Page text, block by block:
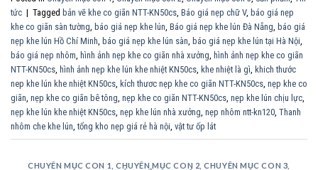
tức | Tagged bản vẽ khe co giãn NTT-KN50cs Báo giá nẹp chữ V, báo giá nẹp
khe co giãn sàn tường báo giá nẹp khe lún Báo giá nẹp khe lún Đà Nẵng báo giá
nẹp khe lún Hồ Chí Minh báo giá nẹp khe lún sàn báo giá nẹp khe lún tại Hà Nội
báo giá nẹp nhôm hình ảnh nẹp khe co giãn nhà xưởng hình ảnh nẹp khe co giãn
NTT-KN50cs hình ảnh nẹp khe lún khe nhiệt KN50cs khe nhiệt là gì khich thước
nep khe lún khe nhiệt KN50cs kích thươc nẹp khe co giãn NTT-KN50cs nẹp khe co
giãn nẹp khe co giãn bê tông nẹp khe co giãn NTT-KN50cs nẹp khe lún chịu lực
nẹp khe lún khe nhiệt KN50cs nẹp khe lún nhà xưởng nẹp nhôm ntt-kn120 Thanh
nhôm che khe lún ,tổng kho nẹp giá rẻ hà nội vật tư ốp lát
CHUYÊN MỤC CON 1 ,CHUYÊN MỤC CON 2 ,CHUYÊN MỤC CON 3